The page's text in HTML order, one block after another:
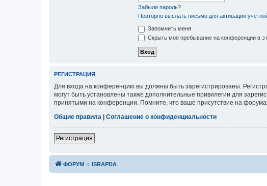
Забыли пароль?
Повторно выслать письмо для активации
Запомнить меня
Скрыть моё пребывание на конференции в
РЕГИСТРАЦИЯ
Для входа на конференцию вы должны быть зарегистрированы.
могут быть установлены также дополнительные привилегии для
принятыми на конференции. Помните, что ваше присутствие на
Общие правила | Соглашение о конфиденциальности
Регистрация
ФОРУМ ISRAPDA